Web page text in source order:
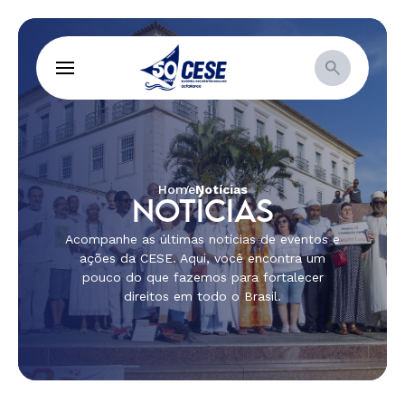
HomeNotícias
NOTÍCIAS
Acompanhe as últimas notícias de eventos e
ações da CESE. Aqui, você encontra um
pouco do que fazemos para fortalecer
direitos em todo o Brasil.